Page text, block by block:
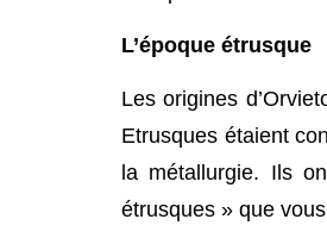
L’époque étrusque
Les origines
Etrusques étaient
la métallurgie. Ils
étrusques » que